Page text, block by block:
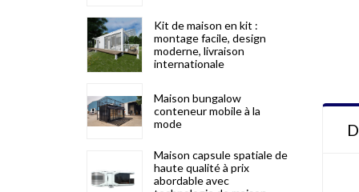
Kit de maison en kit :
montage facile, design
moderne, livraison
internationale
Maison bungalow
conteneur mobile à la
mode
Maison capsule spatiale de
haute qualité à prix
abordable avec